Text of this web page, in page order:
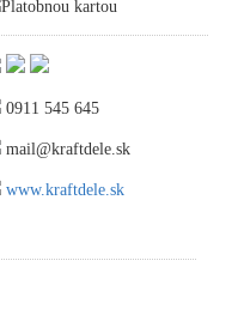
Platobnou kartou
0911 545 645
mail@kraftdele.sk
www.kraftdele.sk